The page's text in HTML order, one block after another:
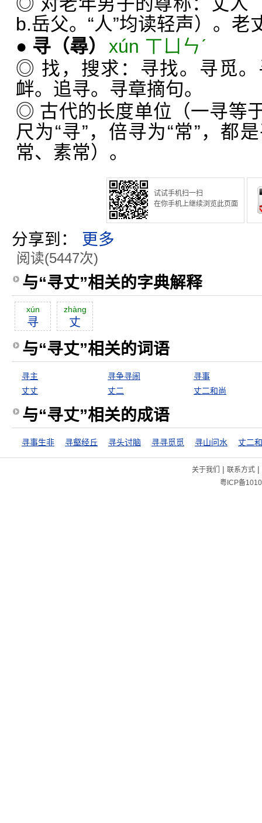
b.岳父。“人”均读轻声）。老
● 寻 （尋） xún ㄒㄩㄣˊ
◎ 找，搜求：寻找。寻觅
衅。追寻。寻章摘句。
◎ 古代的长度单位（一寻等
尺为“寻”，倍寻为“常”，都
常、素常）。
试试手机扫一扫
在你手机上继续浏览此页面
分享到： 更多
阅读(5447次)
与“寻丈”相关的字典解释
xún
寻
zhàng
丈
与“寻丈”相关的词语
寻主 寻争寻闹
寻事
丈丈
丈二 丈二和尚
与“寻丈”相关的成语
寻事生非 寻壑经丘 寻头讨脑 寻寻觅觅 寻山问水 丈二
关于我们 | 联系方式|
粤ICP备